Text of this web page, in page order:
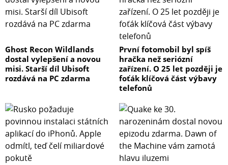
Ghost Recon Wildlands
dostal vylepšení a novou
misi. Starší díl Ubisoft
rozdává na PC zdarma
První fotomobil byl spíš
hračka než seriózní
zařízení. O 25 let později je
foťák klíčová část výbavy
telefonů